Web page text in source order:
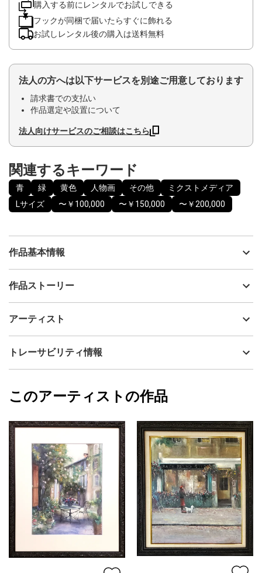
購入する前にレンタルでお試しできる
フックが同梱で届いたらすぐに飾れる
お試しレンタル後の購入は送料無料
法人の方へは以下サービスを別途ご用意しております
請求書での支払い
作品選定や設置について
法人向けサービスのご相談はこちら
関連するキーワード
青 緑 黄色 人物画 その他
ミクストメディア
Lサイズ
〜￥100,000 〜￥150,000 〜￥200,000
作品基本情報
出品者
制作年
ミクストメディア
カラー
青
配送目安
二週間以内
作品ストーリー
JESUSPASTEL(ジーザスパステル)の混合技法で描いた人物画で
るササン朝ペルシアのお姫さま。
す。
アーティスト
神之浦由美
フォローする
トレーサビリティ情報
神之浦由美
このアーティストの作品